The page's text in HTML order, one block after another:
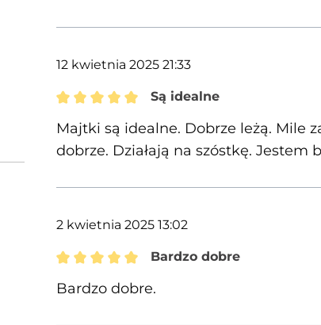
12 kwietnia 2025 21:33
Recenzja z oceną 5 spośród 5
Są idealne
Majtki są idealne. Dobrze leżą. Mile
dobrze. Działają na szóstkę. Jestem
2 kwietnia 2025 13:02
Recenzja z oceną 5 spośród 5
Bardzo dobre
Bardzo dobre.